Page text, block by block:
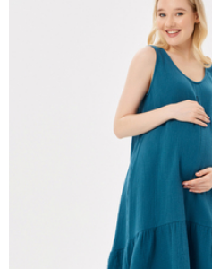
здесь
здесь